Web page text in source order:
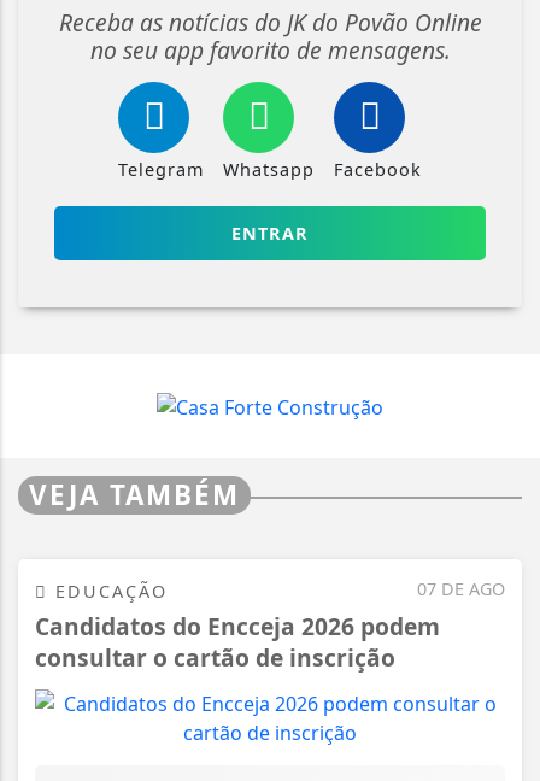
Receba as notícias do JK do Povão Online
no seu app favorito de mensagens.
Telegram Whatsapp Facebook
ENTRAR
VEJA TAMBÉM
07 DE AGO
EDUCAÇÃO
Candidatos do Encceja 2026 podem
consultar o cartão de inscrição